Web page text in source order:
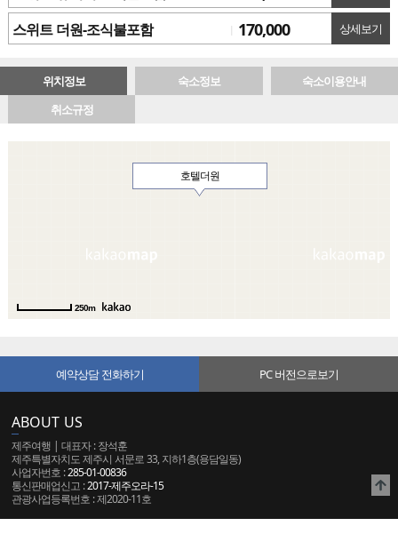
스위트 더원-조식불포함 170,000 상세보기
위치정보 숙소정보
숙소이용안내
취소규정
호텔더원
250m
예약상담 전화하기 PC 버전으로보기
ABOUT US
제주여행 | 대표자 : 장석훈
제주특별자치도 제주시 서문로 33, 지하1층(용담일동)
사업자번호 :285-01-00836
통신판매업신고 :2017-제주오라-15
관광사업등록번호 : 제2020-11호